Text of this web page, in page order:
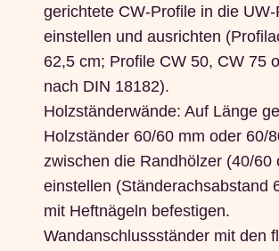
gerichtete CW-Profile in die
einstellen und ausrichten
62,5 cm; Profile CW 50, CW 75
nach DIN 18182).
Holzständerwände: Auf Länge
Holzständer 60/60 mm oder 60/
zwischen die Randhölzer (40/60
einstellen (Ständerachsabstand
mit Heftnägeln befestigen.
Wandanschlussständer mit den